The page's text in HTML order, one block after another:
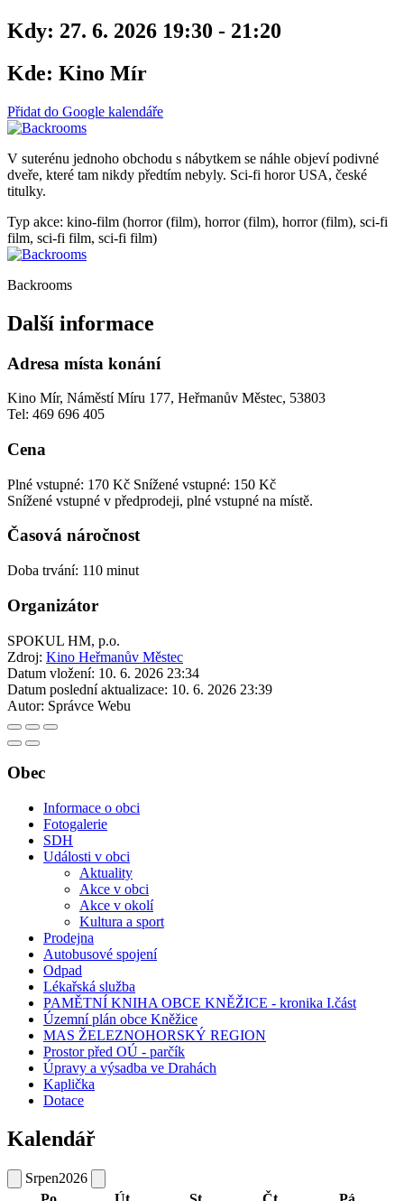
Kdy: 27. 6. 2026 19:30 - 21:20
Kde: Kino Mír
Přidat do Google kalendáře
V suterénu jednoho obchodu s nábytkem se náhle objeví podivné
dveře, které tam nikdy předtím nebyly. Sci-fi horor USA, české
titulky.
Typ akce: kino-film (horror (film), horror (film), horror (film), sci-fi
film, sci-fi film, sci-fi film)
Backrooms
Další informace
Adresa místa konání
Kino Mír, Náměstí Míru 177, Heřmanův Městec, 53803
Tel: 469 696 405
Cena
Plné vstupné: 170 Kč Snížené vstupné: 150 Kč
Snížené vstupné v předprodeji, plné vstupné na místě.
Časová náročnost
Doba trvání: 110 minut
Organizátor
SPOKUL HM, p.o.
Zdroj: Kino Heřmanův Městec
Datum vložení: 10. 6. 2026 23:34
Datum poslední aktualizace: 10. 6. 2026 23:39
Autor: Správce Webu
Obec
Informace o obci
Fotogalerie
SDH
Události v obci
Aktuality
Akce v obci
Akce v okolí
Kultura a sport
Prodejna
Autobusové spojení
Odpad
Lékařská služba
PAMĚTNÍ KNIHA OBCE KNĚŽICE - kronika I.část
Územní plán obce Kněžice
MAS ŽELEZNOHORSKÝ REGION
Prostor před OÚ - parčík
Úpravy a výsadba ve Drahách
Kaplička
Dotace
Kalendář
Srpen2026